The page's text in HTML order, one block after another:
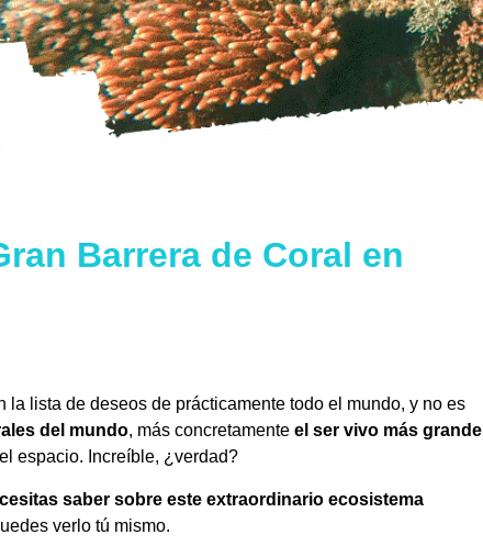
Barrera de Coral en
la lista de deseos de prácticamente todo el mundo, y no es
del mundo, más concretamente el ser vivo más grande
espacio. Increíble, ¿verdad?
saber sobre este extraordinario ecosistema
verlo tú mismo.